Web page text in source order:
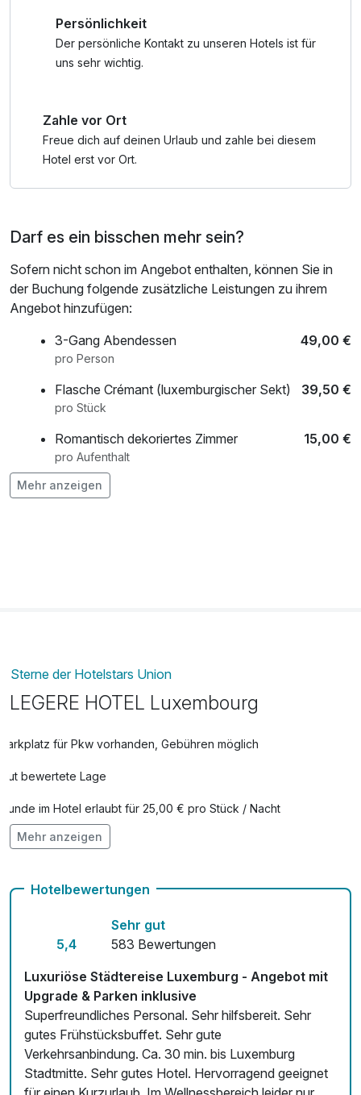
und Veranstaltungen. Ob ein Besuch der berühmten
Kasematten, ein Ausflug ins Musée d’Art Moderne
(Mudam) oder eine Weinverkostung im Weinkeller Remich
Entspannen Sie nach einem erlebnisreichen Tag im
Saunabereich des Hotels und genießen Sie kulinarische
Highlights bei einem Buffet.
Wellnessbereich nach check out
Persönlichkeit
Der persönliche Kontakt zu unseren Hotels ist für
uns sehr wichtig.
Zahle vor Ort
Freue dich auf deinen Urlaub und zahle bei diesem
Hotel erst vor Ort.
Darf es ein bisschen mehr sein?
Sofern nicht schon im Angebot enthalten, können Sie in
der Buchung folgende zusätzliche Leistungen zu ihrem
Angebot hinzufügen:
3-Gang Abendessen
49,00 €
pro Person
Flasche Crémant (luxemburgischer Sekt) 39,50 €
pro Stück
Romantisch dekoriertes Zimmer 15,00 €
pro Aufenthalt
Mehr anzeigen
Sterne der Hotelstars Union
LEGERE HOTEL Luxembourg
Parkplatz für Pkw vorhanden, Gebühren möglich
Gut bewertete Lage
Hunde im Hotel erlaubt für 25,00 € pro Stück / Nacht
Auch vegetarische Speisen
Zimmerservice verfügbar
Mit Hotelbar
Mehr anzeigen
Hotelbewertungen
5,4
Sehr gut
583 Bewertungen
Luxuriöse Städtereise Luxemburg - Angebot mit
Upgrade & Parken inklusive
Superfreundliches Personal. Sehr hilfsbereit. Sehr
gutes Frühstücksbuffet. Sehr gute
Verkehrsanbindung. Ca. 30 min. bis Luxemburg
Stadtmitte. Sehr gutes Hotel. Hervorragend geeignet